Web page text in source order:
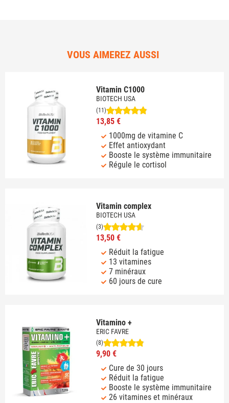
VOUS AIMEREZ AUSSI
Vitamin C1000
BIOTECH USA
(11)
13,85 €
1000mg de vitamine C
Effet antioxydant
Booste le système immunitaire
Régule le cortisol
Vitamin complex
BIOTECH USA
(3)
13,50 €
Réduit la fatigue
13 vitamines
7 minéraux
60 jours de cure
Vitamino +
ERIC FAVRE
(8)
9,90 €
Cure de 30 jours
Réduit la fatigue
Booste le système immunitaire
26 vitamines et minéraux